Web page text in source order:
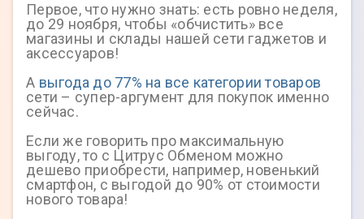
Первое, что нужно знать: есть ровно неделя,
до 29 ноября, чтобы «обчистить» все
магазины и склады нашей сети гаджетов и
аксессуаров!
А выгода до 77% на все категории товаров
сети – супер-аргумент для покупок именно
сейчас.
Если же говорить про максимальную
выгоду, то с Цитрус Обменом можно
дешево приобрести, например, новенький
смартфон, с выгодой до 90% от стоимости
нового товара!